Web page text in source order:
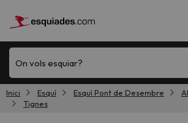
On vols esquiar?
Inici Esquí Esquí Pont de Desembre
Tignes